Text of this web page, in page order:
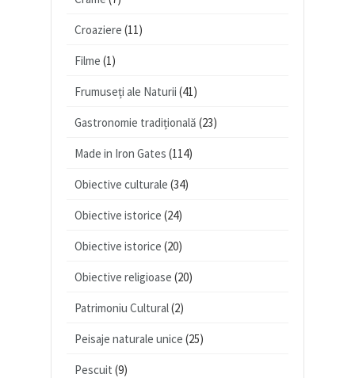
Croaziere (11)
Filme (1)
Frumuseți ale Naturii (41)
Gastronomie tradițională (23)
Made in Iron Gates (114)
Obiective culturale (34)
Obiective istorice (24)
Obiective istorice (20)
Obiective religioase (20)
Patrimoniu Cultural(2)
Peisaje naturale unice (25)
Pescuit (9)